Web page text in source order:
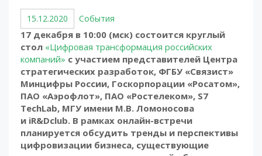
15.12.2020 События
17 декабря в 10:00 (мск) состоится круглый
стол «Цифровая трансформация российских
компаний» с участием представителей Центра
стратегических разработок, ФГБУ «Связист»
Минцифры России, Госкорпорации «Росатом»,
ПАО «Аэрофлот», ПАО «Ростелеком», S7
TechLab, МГУ имени М.В. Ломоносова
и iR&Dclub. В рамках онлайн-встречи
планируется обсудить тренды и перспективы
цифровизации бизнеса, существующие